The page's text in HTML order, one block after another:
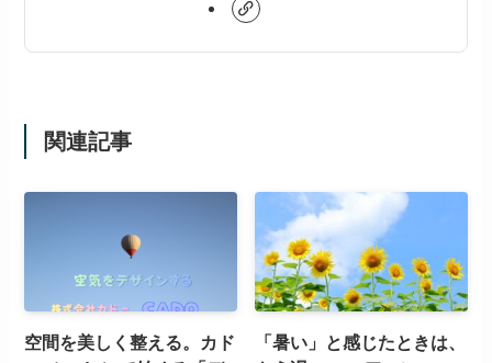
関連記事
空間を美しく整える。カド
「暑い」と感じたときは、